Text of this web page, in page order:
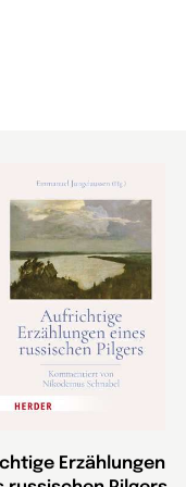
Erzählungen